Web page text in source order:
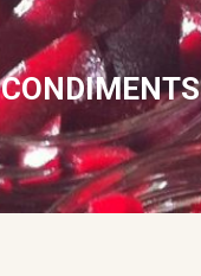
CONDIMENTS